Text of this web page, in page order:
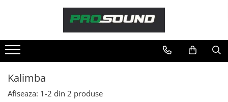
Sonorizare / PA
Adaptoare phantom
Adresare publica 100V
Kalimba
Afiseaza: 1-2 din 2 produse